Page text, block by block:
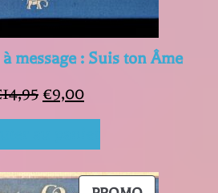
message : Suis ton Âme
14,95 Le
prix
initial
était :
€9,00Le
prix
actuel
est :